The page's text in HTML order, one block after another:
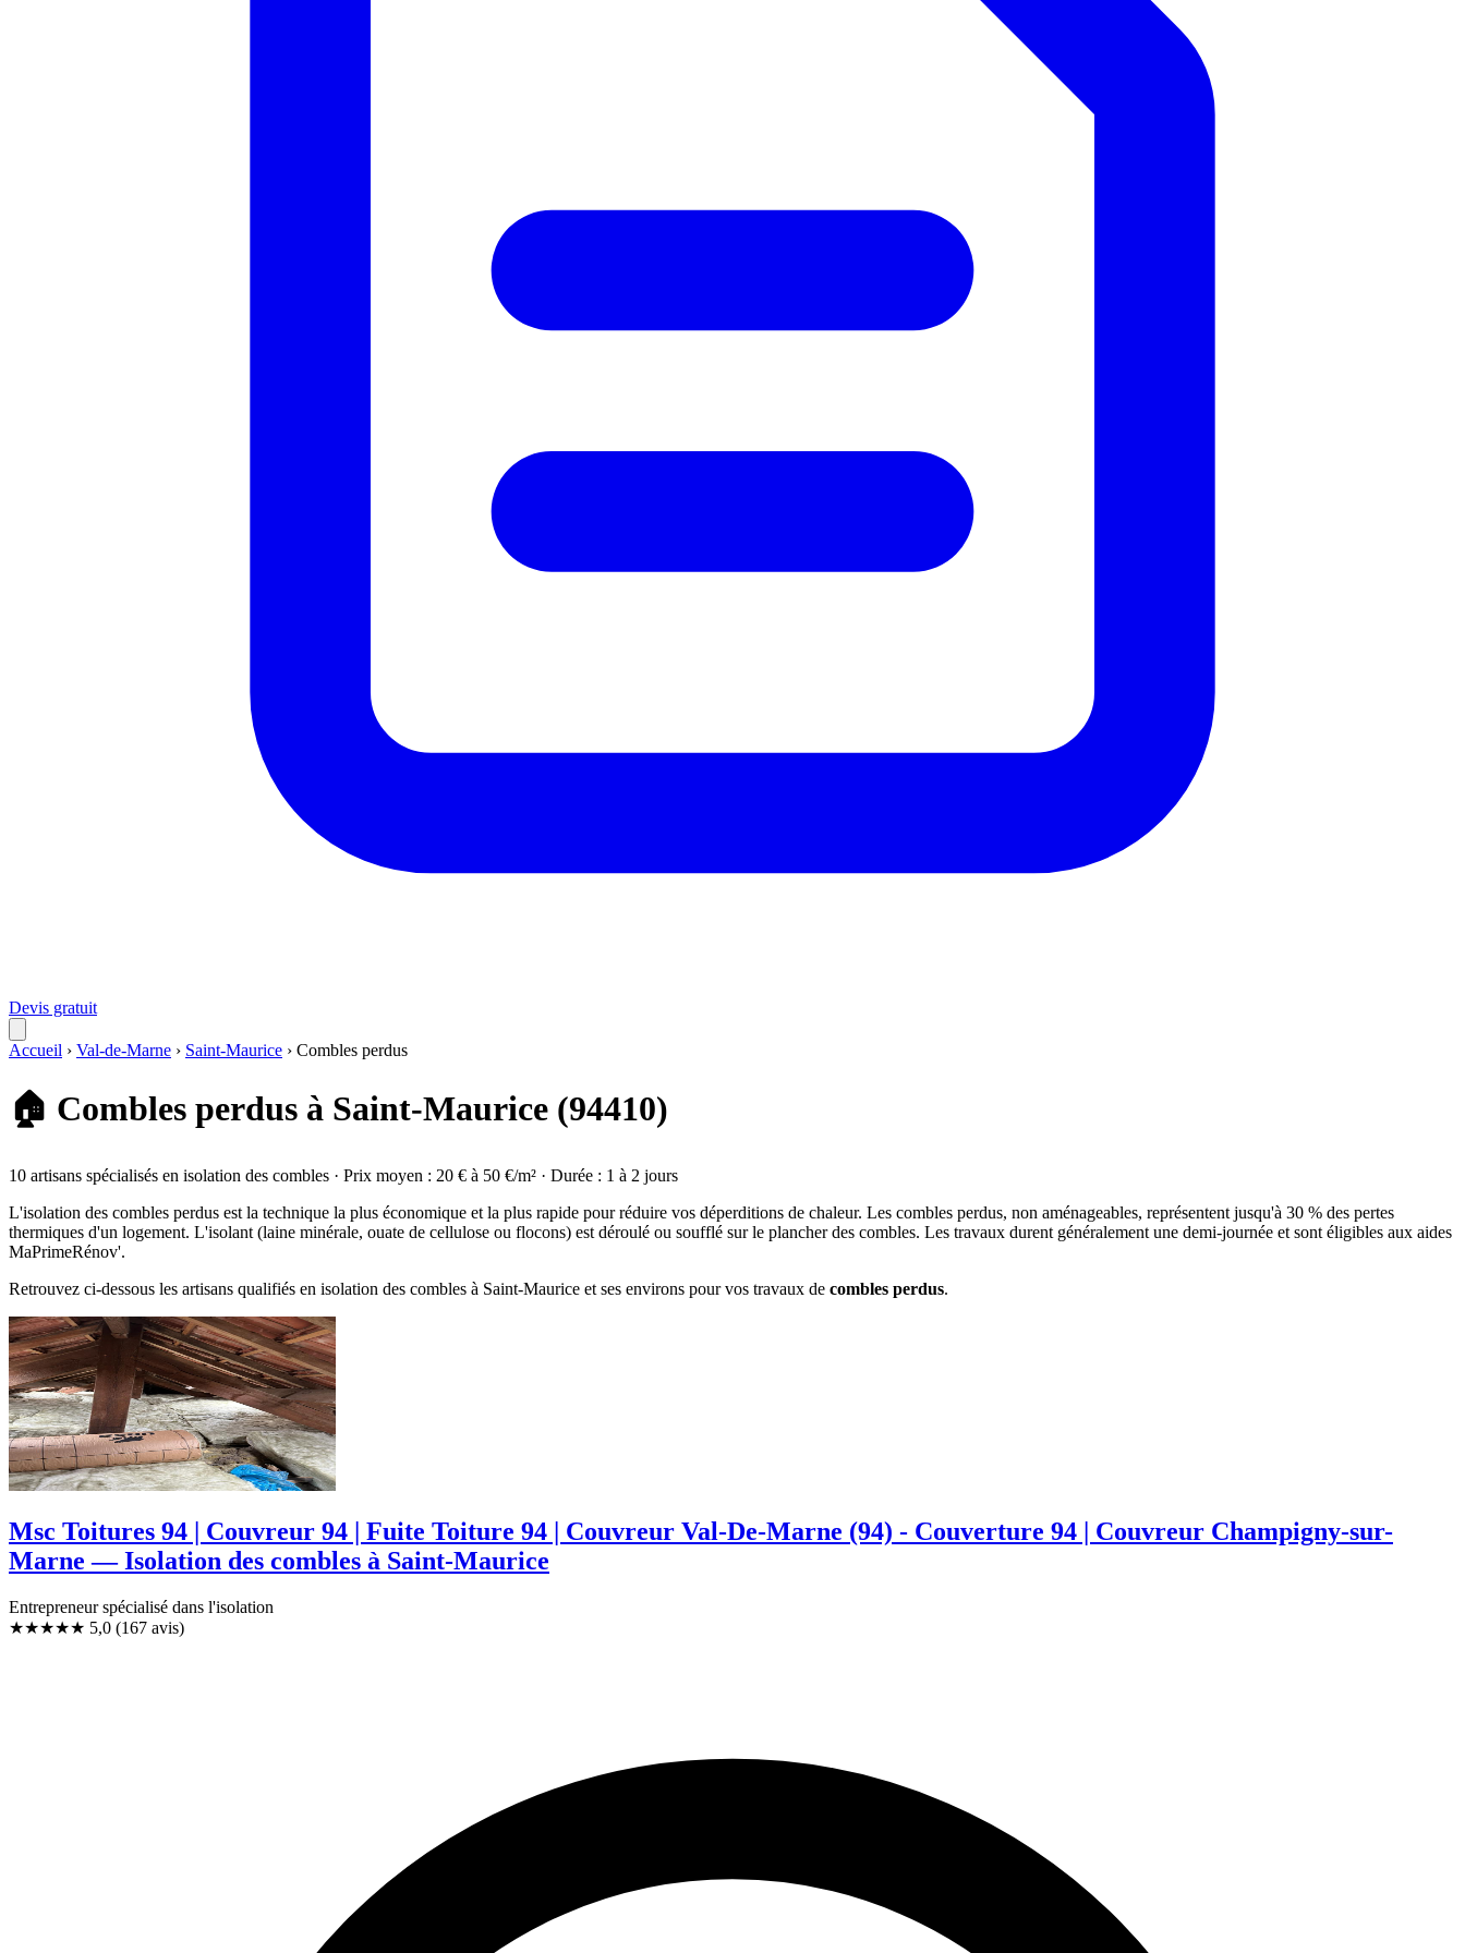
Devis gratuit
Accueil › Val-de-Marne › Saint-Maurice › Combles perdus
🏠 Combles perdus à Saint-Maurice (94410)
10 artisans spécialisés en isolation des combles · Prix moyen : 20 € à 50 €/m² · Durée : 1 à 2 jours
L'isolation des combles perdus est la technique la plus économique et la plus rapide pour réduire vos déperditions de chaleur. Les combles perdus, non aménageables, représentent jusqu'à 30 % des pertes
thermiques d'un logement. L'isolant (laine minérale, ouate de cellulose ou flocons) est déroulé ou soufflé sur le plancher des combles. Les travaux durent généralement une demi-journée et sont éligibles aux aides
MaPrimeRénov'.
Retrouvez ci-dessous les artisans qualifiés en isolation des combles à Saint-Maurice et ses environs pour vos travaux de combles perdus.
Msc Toitures 94 | Couvreur 94 | Fuite Toiture 94 | Couvreur Val-De-Marne (94) - Couverture 94 | Couvreur Champigny-sur-
Marne — Isolation des combles à Saint-Maurice
Entrepreneur spécialisé dans l'isolation
★★★★★ 5,0 (167 avis)